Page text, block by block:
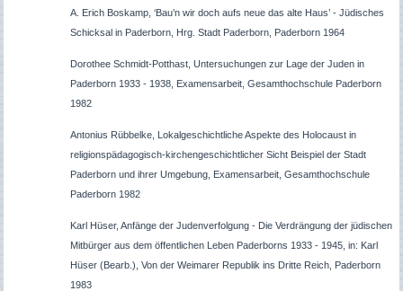
A. Erich Boskamp, ‘Bau’n wir doch aufs neue das alte Haus’ - Jüdisches
Schicksal in Paderborn, Hrg. Stadt Paderborn, Paderborn 1964
Dorothee Schmidt-Potthast, Untersuchungen zur Lage der Juden in
Paderborn 1933 - 1938, Examensarbeit, Gesamthochschule Paderborn
1982
Antonius Rübbelke, Lokalgeschichtliche Aspekte des Holocaust in
religionspädagogisch-kirchengeschichtlicher Sicht Beispiel der Stadt
Paderborn und ihrer Umgebung, Examensarbeit, Gesamthochschule
Paderborn 1982
Karl Hüser, Anfänge der Judenverfolgung - Die Verdrängung der jüdischen
Mitbürger aus dem öffentlichen Leben Paderborns 1933 - 1945, in: Karl
Hüser (Bearb.), Von der Weimarer Republik ins Dritte Reich, Paderborn
1983